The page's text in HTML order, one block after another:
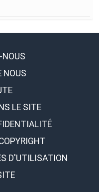
NOUS
LE SITE
D'UTILISATION